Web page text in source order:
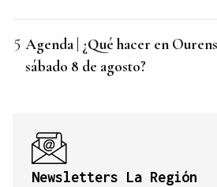
Agenda | ¿Qué hacer en
sábado 8 de agosto?
Newsletters La Región